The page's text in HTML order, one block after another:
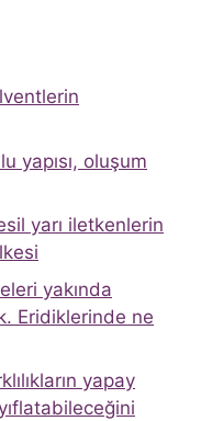
yapısı, oluşum
yarı iletkenlerin
yakında
Eridiklerinde ne
yapay